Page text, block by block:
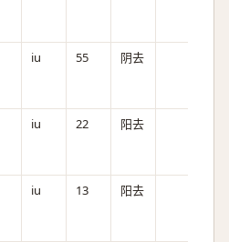
iu 55 阴去
iu 22 阳去
iu 13 阳去